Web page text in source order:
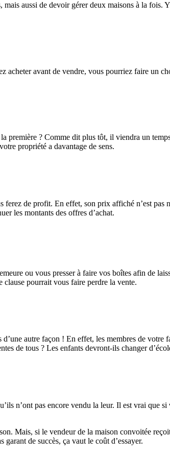
aussi de devoir gérer deux maisons à la fois.
acheter avant de vendre, vous pourriez faire un
première ? Comme dit plus tôt, il viendra un
propriété a davantage de sens.
de profit. En effet, son prix affiché n’est
les montants des offres d’achat.
ou vous presser à faire vos boîtes afin de
clause pourrait vous faire perdre la vente.
autre façon ! En effet, les membres de votre
de tous ? Les enfants devront-ils changer
n’ont pas encore vendu la leur. Il est vrai que
Mais, si le vendeur de la maison convoitée
de succès, ça vaut le coût d’essayer.